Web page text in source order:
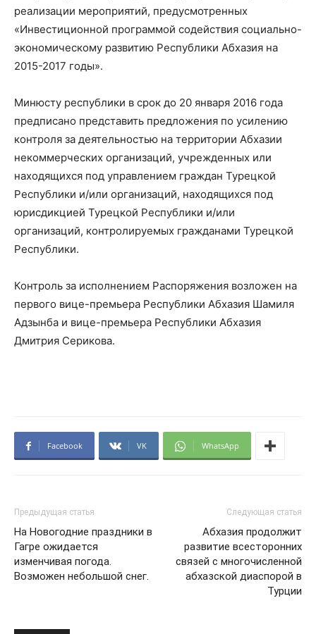
реализации мероприятий, предусмотренных
«Инвестиционной программой содействия социально-
экономическому развитию Республики Абхазия на
2015-2017 годы».
Минюсту республики в срок до 20 января 2016 года
предписано представить предложения по усилению
контроля за деятельностью на территории Абхазии
некоммерческих организаций, учрежденных или
находящихся под управлением граждан Турецкой
Республики и/или организаций, находящихся под
юрисдикцией Турецкой Республики и/или
организаций, контролируемых гражданами Турецкой
Республики.
Контроль за исполнением Распоряжения возложен на
первого вице-премьера Республики Абхазия Шамиля
Адзынба и вице-премьера Республики Абхазия
Дмитрия Серикова.
Facebook VK WhatsApp
Предыдущая статья
На Новогодние праздники в
Гагре ожидается
изменчивая погода.
Возможен небольшой снег.
Следующая статья
Абхазия продолжит
развитие всесторонних
связей с многочисленной
абхазской диаспорой в
Турции